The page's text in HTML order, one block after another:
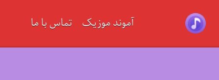
آموند موزیک تماس با ما